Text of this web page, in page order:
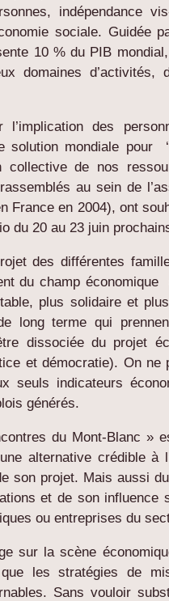
indépendance
sociale. Guidée
10 % du PIB
domaines d’activités,
l’implication des
mondiale pour
collective de nos
au sein de
France en 2004), ont
du 20 au 23 juin
des différentes
du champ
plus solidaire et
long terme qui
dissociée du projet
et démocratie). On ne
seuls indicateurs
générés.
du Mont-Blanc »
alternative crédible à
son projet. Mais aussi
et de son
ou entreprises du
sur la scène
les stratégies de
Sans vouloir